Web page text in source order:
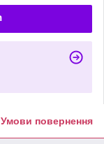
Умови повернення